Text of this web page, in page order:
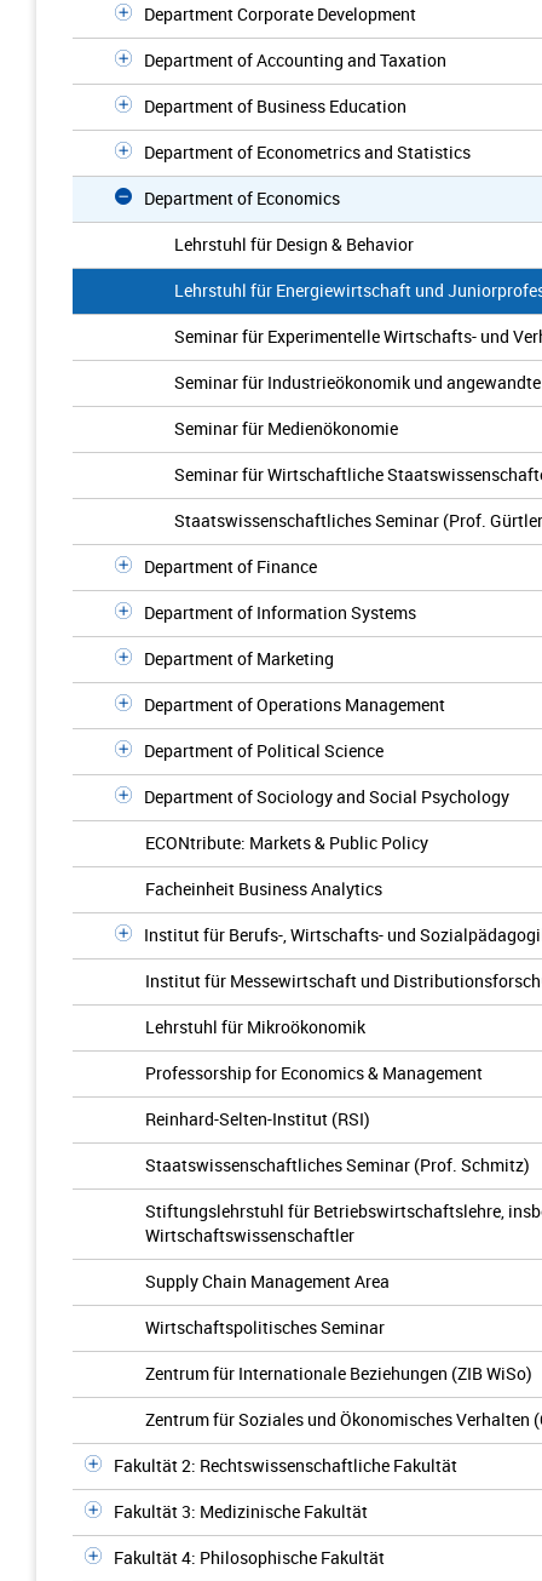
Department Corporate Development
Department of Accounting and Taxation
Department of Business Education
Department of Econometrics and Statistics
Department of Economics
Lehrstuhl für Design & Behavior
Lehrstuhl für Energiewirtschaft und
Seminar für Experimentelle Wirtschafts- und
Seminar für Industrieökonomik und
Seminar für Medienökonomie
Seminar für Wirtschaftliche
Staatswissenschaftliches Seminar (Prof.
Department of Finance
Department of Information Systems
Department of Marketing
Department of Operations Management
Department of Political Science
Department of Sociology and Social Psychology
ECONtribute: Markets & Public Policy
Facheinheit Business Analytics
Institut für Berufs-, Wirtschafts- und
Institut für Messewirtschaft und
Lehrstuhl für Mikroökonomik
Professorship for Economics & Management
Reinhard-Selten-Institut (RSI)
Staatswissenschaftliches Seminar (Prof. Schmitz)
Stiftungslehrstuhl für Betriebswirtschaftslehre,
Wirtschaftswissenschaftler
Supply Chain Management Area
Wirtschaftspolitisches Seminar
Zentrum für Internationale Beziehungen (ZIB WiSo)
Zentrum für Soziales und Ökonomisches Verhalten
Fakultät 2: Rechtswissenschaftliche Fakultät
Fakultät 3: Medizinische Fakultät
Fakultät 4: Philosophische Fakultät